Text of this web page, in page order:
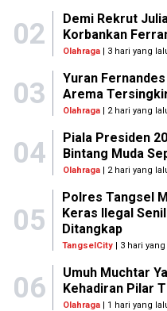
02
Demi Rekrut
Korbankan
Olahraga| 3 hari yang
03
Yuran
Arema
Olahraga| 2 hari yang
04
Piala Presiden
Bintang Muda
Olahraga| 2 hari yang
05
Polres Tangsel
Keras Ilegal
Ditangkap
TangselCity | 3 hari
06
Umuh Muchtar
Kehadiran Pilar
Olahraga| 1 hari yang